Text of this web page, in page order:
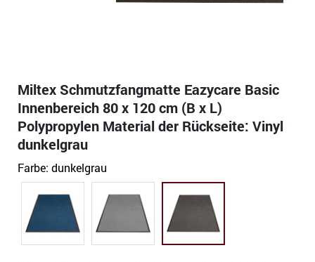
Miltex Schmutzfangmatte Eazycare Basic
Innenbereich 80 x 120 cm (B x L)
Polypropylen Material der Rückseite: Vinyl
dunkelgrau
Farbe: dunkelgrau